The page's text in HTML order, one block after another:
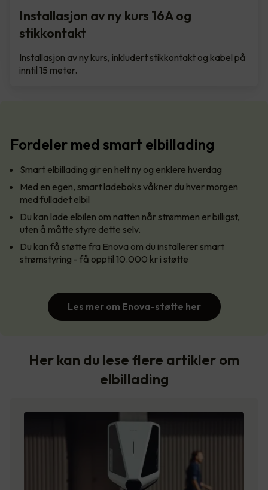
Installasjon av ny kurs 16A og
stikkontakt
Installasjon av ny kurs, inkludert stikkontakt og kabel på
inntil 15 meter.
Fordeler med smart elbillading
Smart elbillading gir en helt ny og enklere hverdag
Med en egen, smart ladeboks våkner du hver morgen
med fulladet elbil
Du kan lade elbilen om natten når strømmen er billigst,
uten å måtte styre dette selv.
Du kan få støtte fra Enova om du installerer smart
strømstyring - få opptil 10.000 kr i støtte
Les mer om Enova-støtte her
Her kan du lese flere artikler om
elbillading